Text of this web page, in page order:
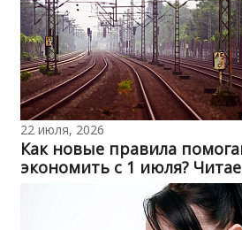
22 июля, 2026
Как новые правила
экономить с 1 июля?